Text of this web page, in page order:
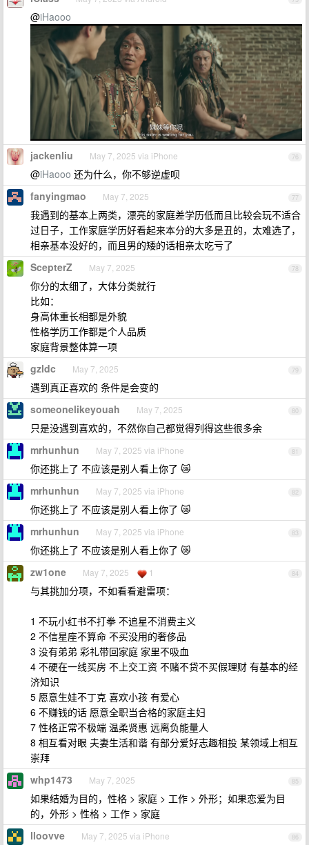
@iHaooo
76
jackenliu May 7, 2025 via iPhone
@iHaooo 还为什么，你不够逆虚呗
77
fanyingmao May 7, 2025
我遇到的基本上两类，漂亮的家庭差学历低而且比较会玩不适合
过日子，工作家庭学历好看起来本分的大多是丑的，太难选了，
相亲基本没好的，而且男的矮的话相亲太吃亏了
78
ScepterZ May 7, 2025
你分的太细了，大体分类就行
比如：
身高体重长相都是外貌
性格学历工作都是个人品质
家庭背景整体算一项
79
gzldc May 7, 2025
遇到真正喜欢的 条件是会变的
80
someonelikeyouah May 7, 2025
只是没遇到喜欢的，不然你自己都觉得列得这些很多余
81
mrhunhun May 7, 2025 via iPhone
你还挑上了 不应该是别人看上你了 😿
82
mrhunhun May 7, 2025 via iPhone
你还挑上了 不应该是别人看上你了 😿
83
mrhunhun May 7, 2025 via iPhone
你还挑上了 不应该是别人看上你了 😿
84
zw1one May 7, 2025 1
与其挑加分项，不如看看避雷项：
1 不玩小红书不打拳 不追星不消费主义
2 不信星座不算命 不买没用的奢侈品
3 没有弟弟 彩礼带回家庭 家里不吸血
4 不硬在一线买房 不上交工资 不赌不贷不买假理财 有基本的经
济知识
5 愿意生娃不丁克 喜欢小孩 有爱心
6 不赚钱的话 愿意全职当合格的家庭主妇
7 性格正常不极端 温柔贤惠 远离负能量人
8 相互看对眼 夫妻生活和谐 有部分爱好志趣相投 某领域上相互
崇拜
85
whp1473 May 7, 2025
如果结婚为目的，性格 > 家庭 > 工作 > 外形；如果恋爱为目
的，外形 > 性格 > 工作 > 家庭
86
lloovve May 7, 2025 via iPhone